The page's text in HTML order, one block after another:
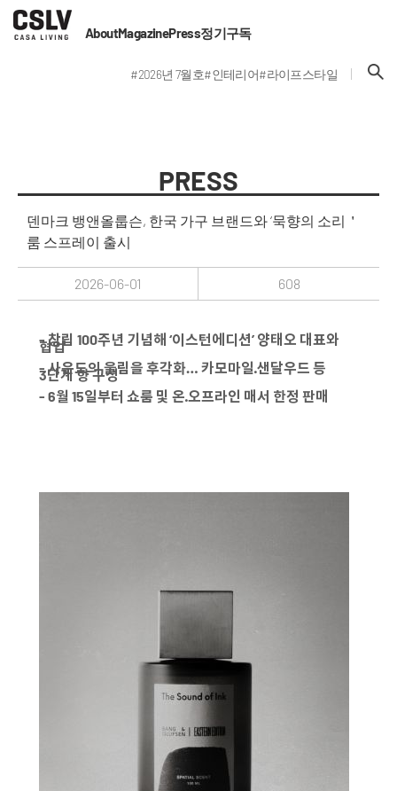
AboutMagazinePress정기구독
#2026년 7월호#인테리어#라이프스타일
PRESS
덴마크 뱅앤올룹슨, 한국 가구 브랜드와 ‘묵향의 소리＇
룸 스프레이 출시
2026-06-01 608
- 창립 100주년 기념해 ‘이스턴에디션’ 양태오 대표와
협업
- 사운드의 울림을 후각화… 카모마일·샌달우드 등
3단계 향 구성
- 6월 15일부터 쇼룸 및 온·오프라인 매서 한정 판매